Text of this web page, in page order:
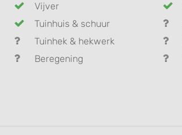
Vijver
Tuinhuis & schuur
Tuinhek & hekwerk
Beregening